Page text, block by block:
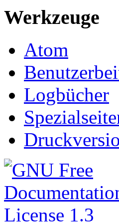
Werkzeuge
Atom
Logbücher